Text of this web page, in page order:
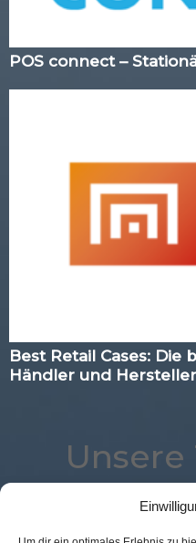
POS connect –
Best Retail Cases: Die
Händler und Hersteller
Best Retail Cases